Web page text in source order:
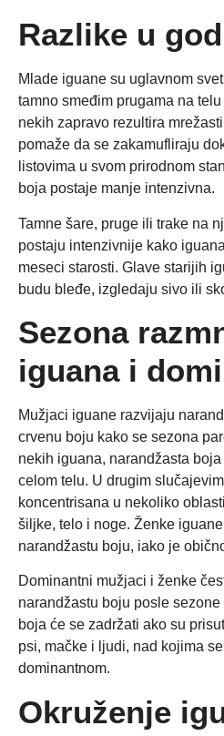
Razlike u
Mlade iguane su uglavnom
tamno smeđim prugama na
nekih zapravo rezultira
pomaže da se zakamufliraju
listovima u svom prirodnom
boja postaje manje intenzivna.
Tamne šare, pruge ili trake na
postaju intenzivnije kako
meseci starosti. Glave starijih
budu bleđe, izgledaju sivo ili
Sezona
iguana i
Mužjaci iguane razvijaju
crvenu boju kako se sezona
nekih iguana, narandžasta
celom telu. U drugim
koncentrisana u nekoliko
šiljke, telo i noge. Ženke
narandžastu boju, iako je
Dominantni mužjaci i ženke
narandžastu boju posle
boja će se zadržati ako su
psi, mačke i ljudi, nad kojima
dominantnom.
Okruženje